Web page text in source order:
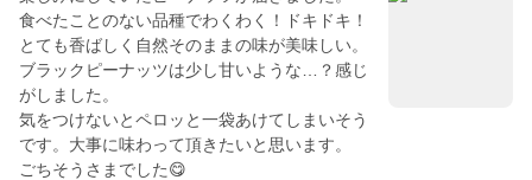
食べたことのない品種でわくわく！ドキドキ！
とても香ばしく自然そのままの味が美味しい。
ブラックピーナッツは少し甘いような…？感じ
がしました。
気をつけないとペロッと一袋あけてしまいそう
です。大事に味わって頂きたいと思います。
ごちそうさまでした😋